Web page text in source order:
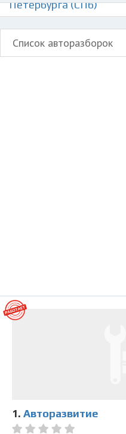
Петербурга (СПб)
Список авторазборок
1. Авторазвитие